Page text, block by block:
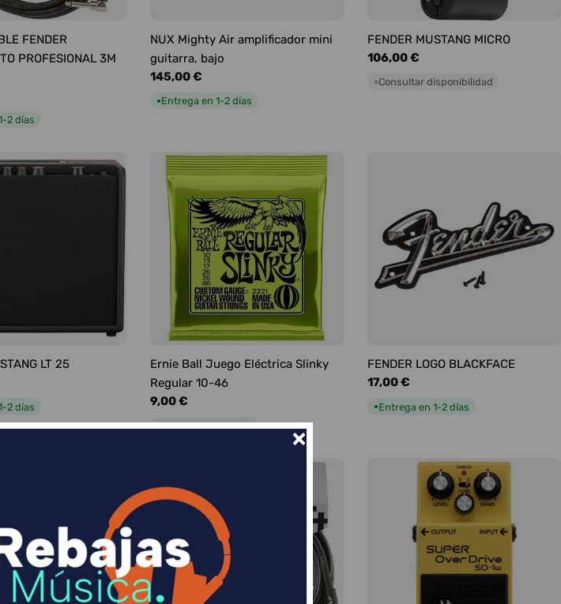
FENDER
PROFESIONAL 3M
2 días
NUX Mighty Air amplificador mini
guitarra, bajo
Precio
habitual
145,00 €
●Entrega en 1-2 días
FENDER MUSTANG MICRO
Precio
habitual
106,00 €
○Consultar disponibilidad
LT 25
2 días
Ernie Ball Juego Eléctrica Slinky
Regular 10-46
Precio
9,00 €
●Entrega en 1-2 días
FENDER LOGO BLACKFACE
Precio
17,00 €
●Entrega en 1-2 días